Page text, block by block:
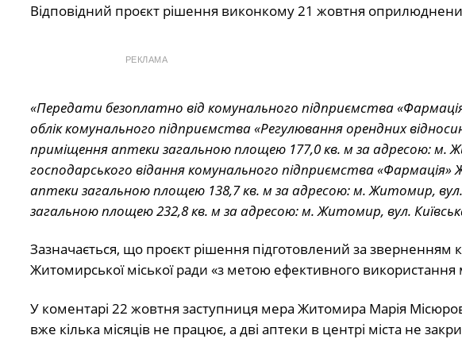
Відповідний проєкт рішення виконкому 21 жовтня
РЕКЛАМА
«Передати безоплатно від комунального підприємства
облік комунального підприємства «Регулювання орендних
приміщення аптеки загальною площею 177,0 кв. м за адресою: м.
господарського відання комунального підприємства
аптеки загальною площею 138,7 кв. м за адресою: м. Житомир,
загальною площею 232,8 кв. м за адресою: м. Житомир, вул.
Зазначається, що проєкт рішення підготовлений за зверненням
Житомирської міської ради «з метою ефективного використання
У коментарі 22 жовтня заступниця мера Житомира Марія
вже кілька місяців не працює, а дві аптеки в центрі міста не